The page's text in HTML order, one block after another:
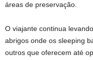
áreas de preservação.
O viajante continua
abrigos onde os sleeping
outros que oferecem até